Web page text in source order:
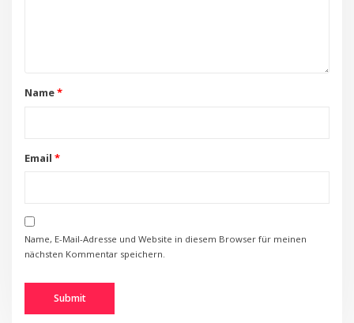
Name*
Email *
Name, E-Mail-Adresse und Website in diesem Browser für meinen
nächsten Kommentar speichern.